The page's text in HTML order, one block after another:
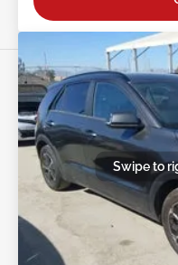
Swipe to